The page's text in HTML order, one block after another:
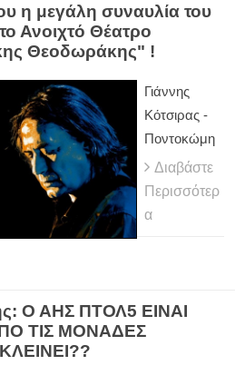
η μεγάλη συναυλία του
Ανοιχτό Θέατρο
Θεοδωράκης" !
Γιάννης
Κότσιρας -
Ποντοκώμη
Διαβάστε
Περισσότερ
α
Ο ΑΗΣ ΠΤΟΛ5 ΕΙΝΑΙ
ΤΙΣ ΜΟΝΑΔΕΣ